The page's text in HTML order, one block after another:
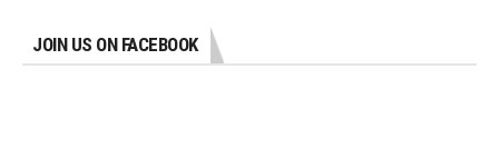
JOIN US ON FACEBOOK